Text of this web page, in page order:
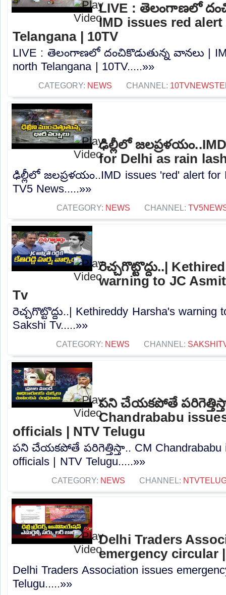
LIVE : తెలంగాణలో
IMD issues red
Telangana | 10TV
LIVE : తెలంగాణలో దంచికొడుతున్న వానలు |
north Telangana | 10TV.....»»
CATEGORY: NEWS CHANNEL:
ఢిల్లీలో
for Delhi as rain
ఢిల్లీలో జలప్రళయం..IMD issues 'red' alert for
TV5 News.....»»
CATEGORY: NEWS CHANNEL:
రెచ్చగొట్టొద్దు..|
warning to JC
Tv
రెచ్చగొట్టొద్దు..| Kethireddy Harsha's warning
Sakshi Tv.....»»
CATEGORY: NEWS CHANNEL:
పని చేయకపోతే
Chandrababu
officials | NTV Telugu
పని చేయకపోతే పరిగెత్తిస్తా.. CM Chandrababu
officials | NTV Telugu.....»»
CATEGORY: NEWS CHANNEL:
Delhi Traders
emergency circular
Delhi Traders Association issues
Telugu.....»»